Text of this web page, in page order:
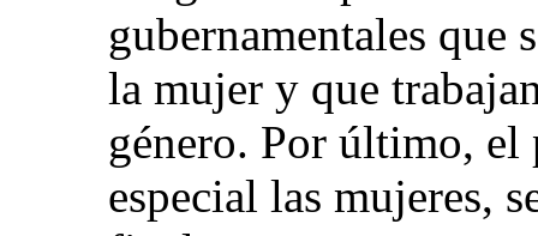
gubernamentales que
la mujer y que
género. Por último, el
especial las mujeres,